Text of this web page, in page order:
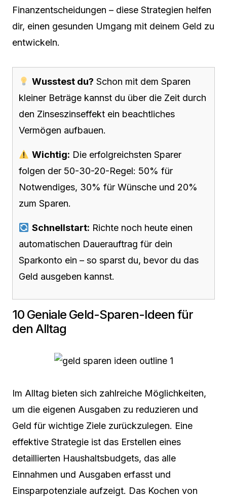
Finanzentscheidungen – diese Strategien helfen
dir, einen gesunden Umgang mit deinem Geld zu
entwickeln.
Wusstest du? Schon mit dem Sparen
kleiner Beträge kannst du über die Zeit durch
den Zinseszinseffekt ein beachtliches
Vermögen aufbauen.
Wichtig: Die erfolgreichsten Sparer
folgen der 50-30-20-Regel: 50% für
Notwendiges, 30% für Wünsche und 20%
zum Sparen.
Schnellstart: Richte noch heute einen
automatischen Dauerauftrag für dein
Sparkonto ein – so sparst du, bevor du das
Geld ausgeben kannst.
10 Geniale Geld-Sparen-Ideen für
den Alltag
Im Alltag bieten sich zahlreiche Möglichkeiten,
um die eigenen Ausgaben zu reduzieren und
Geld für wichtige Ziele zurückzulegen. Eine
effektive Strategie ist das Erstellen eines
detaillierten Haushaltsbudgets, das alle
Einnahmen und Ausgaben erfasst und
Einsparpotenziale aufzeigt. Das Kochen von